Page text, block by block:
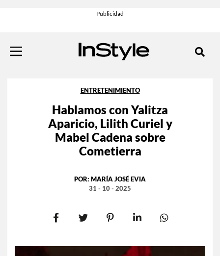
ENTRETENIMIENTO
Hablamos con Yalitza
Aparicio, Lilith Curiel y
Mabel Cadena sobre
Cometierra
POR: MARÍA JOSÉ EVIA
31 - 10 - 2025